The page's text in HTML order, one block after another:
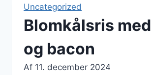
Uncategorized
Blomkålsris
og bacon
Af 11. december 2024